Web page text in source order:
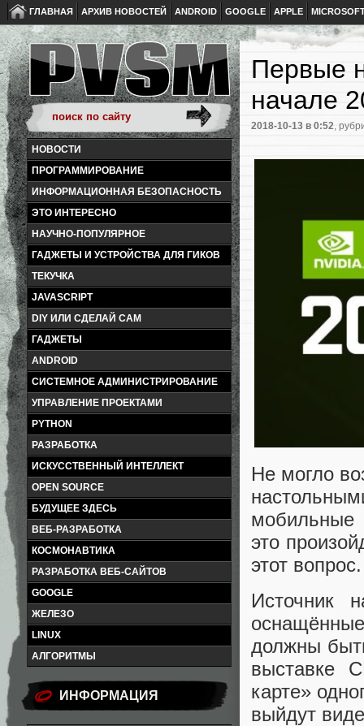
ГЛАВНАЯ АРХИВ НОВОСТЕЙ ANDROID GOOGLE APPLE
НОВОСТИ
ПРОГРАММИРОВАНИЕ
ИНФОРМАЦИОННАЯ БЕЗОПАСНОСТЬ
ЭТО ИНТЕРЕСНО
НАУЧНО-ПОПУЛЯРНОЕ
ГАДЖЕТЫ И УСТРОЙСТВА ДЛЯ ГИКОВ
ТЕКУЧКА
JAVASCRIPT
DIY ИЛИ СДЕЛАЙ САМ
ГАДЖЕТЫ
ANDROID
СИСТЕМНОЕ АДМИНИСТРИРОВАНИЕ
УПРАВЛЕНИЕ ПРОЕКТАМИ
PYTHON
РАЗРАБОТКА
ИСКУССТВЕННЫЙ ИНТЕЛЛЕКТ
OPEN SOURCE
БУДУЩЕЕ ЗДЕСЬ
ВЕБ-РАЗРАБОТКА
КОСМОНАВТИКА
РАЗРАБОТКА ВЕБ-САЙТОВ
GOOGLE
ЖЕЛЕЗО
LINUX
АЛГОРИТМЫ
ИНФОРМАЦИЯ
Первые
начале
2018-10-13 в 0:52,
Не могло
мобильные
это
этот вопрос.
Источник
должны
выставке
карте»
выйдут